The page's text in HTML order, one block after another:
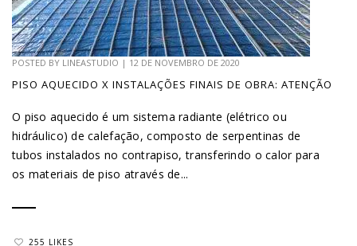
POSTED BY LINEASTUDIO | 12 DE NOVEMBRO DE 2020
PISO AQUECIDO X INSTALAÇÕES FINAIS DE OBRA: ATENÇÃO
O piso aquecido é um sistema radiante (elétrico ou
hidráulico) de calefação, composto de serpentinas de
tubos instalados no contrapiso, transferindo o calor para
os materiais de piso através de...
255 LIKES